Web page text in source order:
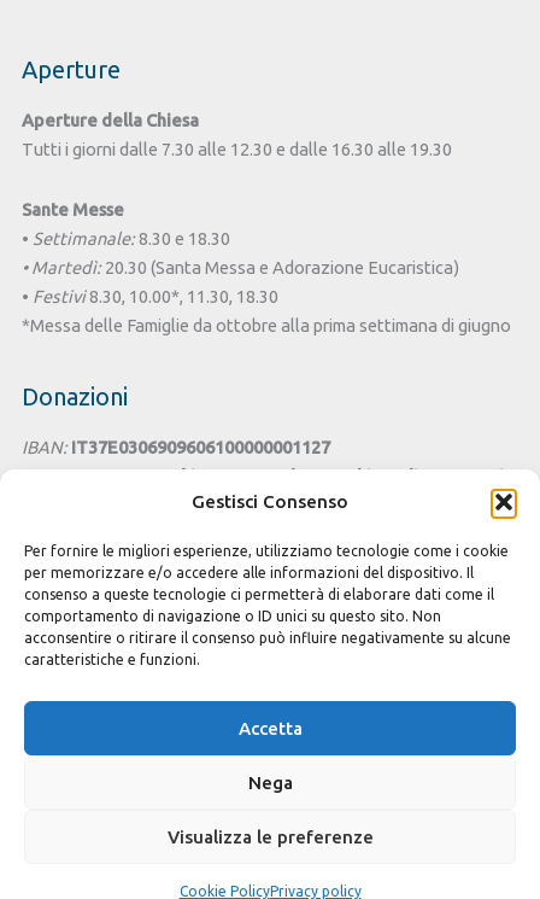
Gestisci Consenso
Per fornire le migliori esperienze, utilizziamo tecnologie come i cookie
per memorizzare e/o accedere alle informazioni del dispositivo. Il
consenso a queste tecnologie ci permetterà di elaborare dati come il
comportamento di navigazione o ID unici su questo sito. Non
acconsentire o ritirare il consenso può influire negativamente su alcune
caratteristiche e funzioni.
Accetta
Nega
Visualizza le preferenze
Cookie PolicyPrivacy policy
Aperture
Aperture della Chiesa
Tutti i giorni dalle 7.30 alle 12.30 e dalle 16.30 alle 19.30
Sante Messe
• Settimanale:8.30 e 18.30
• Martedì:20.30 (Santa Messa e Adorazione Eucaristica)
• Festivi8.30, 10.00*, 11.30, 18.30
*Messa delle Famiglie da ottobre alla prima settimana di giugno
Donazioni
IBAN: IT37E0306909606100000001127
Intestato a:Parrocchia San Benedetto - Chiesa di Santa Lucia
Cesta della Solidarietà
Seguici sui Social
Privacy e Cookie policy
Crediti